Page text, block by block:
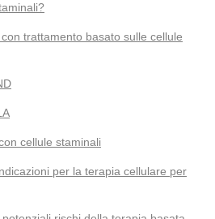
trattamento basato sulle cellule
cellule staminali
per la terapia cellulare per